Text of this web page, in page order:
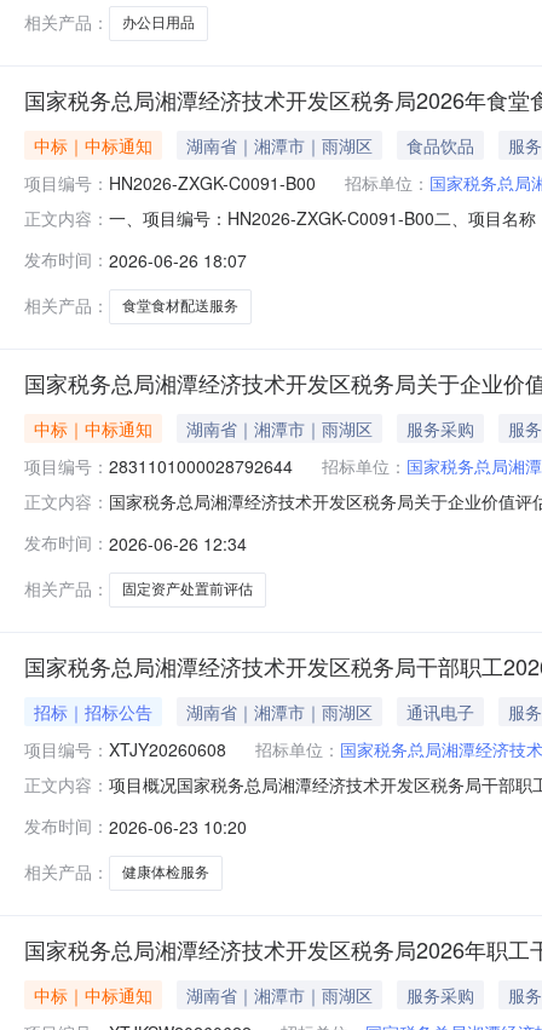
相关产品： 办公日用品
国家税务总局湘潭经济技术开发区税务局2026年食堂
中标｜中标通知 湖南省｜湘潭市｜雨湖区 食品饮品
服务
项目编号： HN2026-ZXGK-C0091-B00 招标单位： 国家税务总局
正文内容： 一、项目编号：HN2026-ZXGK-C0091-B00二、项目名
服务标准1湘潭华银物业发展有限公司国家税务总局湘潭
发布时间： 2026-06-26 18:07
相关产品：
食堂食材配送服务
国家税务总局湘潭经济技术开发区税务局关于企业价
中标｜中标通知 湖南省｜湘潭市｜雨湖区 服务采购
服务
项目编号： 2831101000028792644 招标单位： 国家税务总局湘
正文内容： 国家税务总局湘潭经济技术开发区税务局关于企业价值
名称：湖南省湘潭市湘潭经济技术开发区（九华）报价
号楼
发布时间： 2026-06-26 12:34
相关产品：
固定资产处置前评估
国家税务总局湘潭经济技术开发区税务局干部职工
招标｜招标公告 湖南省｜湘潭市｜雨湖区 通讯电子
服务
项目编号： XTJY20260608 招标单位： 国家税务总局湘潭经济技
正文内容： 项目概况国家税务总局湘潭经济技术开发区税务局干部
区税务局干部职工2026-2027年健康体检服务项目采购
发布时间： 2026-06-23 10:20
相关产品：
健康体检服务
国家税务总局湘潭经济技术开发区税务局2026年职
中标｜中标通知 湖南省｜湘潭市｜雨湖区 服务采购
服务